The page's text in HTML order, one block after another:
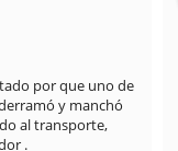
yecla. El
el primer
una solución
que tenía con
muy